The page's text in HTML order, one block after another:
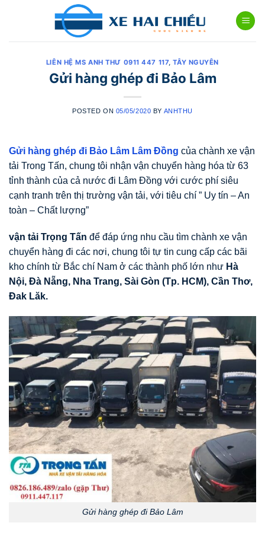
LIÊN HỆ MS ANH THƯ 0911 447 117,TÂY NGUYÊN
Gửi hàng ghép đi Bảo Lâm
POSTED ON 05/05/2020 BY ANHTHU
Gửi hàng ghép đi Bảo Lâm Lâm Đồng của chành xe vận
tải Trong Tấn, chung tôi nhận vận chuyển hàng hóa từ 63
tỉnh thành của cả nước đi Lâm Đồng với cước phí siêu
cạnh tranh trên thị trường vận tải, với tiêu chí ” Uy tín – An
toàn – Chất lượng”
vận tải Trọng Tấn để đáp ứng nhu cầu tìm chành xe vận
chuyển hàng đi các nơi, chung tôi tự tin cung cấp các bãi
kho chính từ Bắc chí Nam ở các thành phố lớn như Hà
Nội, Đà Nẵng, Nha Trang, Sài Gòn (Tp. HCM), Cần Thơ,
Đak Lăk.
Gửi hàng ghép đi Bảo Lâm